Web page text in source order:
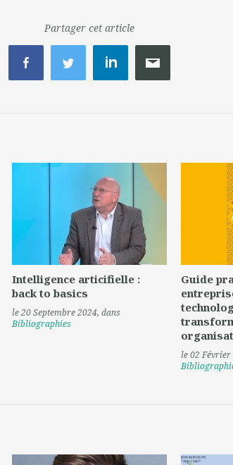
Partager cet article
Intelligence articifielle :
back to basics
le 20 Septembre 2024, dans
Bibliographies
Guide
le 02 Février